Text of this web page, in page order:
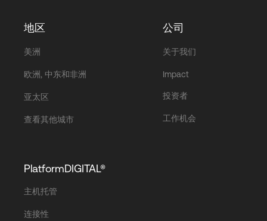
地区
美洲
欧洲, 中东和非洲
亚太区
查看其他城市
公司
关于我们
Impact
投资者
工作机会
PlatformDIGITAL®
主机托管
连接性